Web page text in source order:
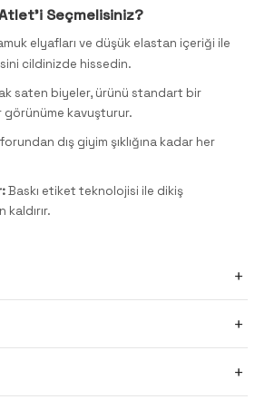
Atlet'i Seçmelisiniz?
elyafları ve düşük elastan içeriği ile
cildinizde hissedin.
saten biyeler, ürünü standart bir
görünüme kavuşturur.
dış giyim şıklığına kadar her
Baskı etiket teknolojisi ile dikiş
kaldırır.